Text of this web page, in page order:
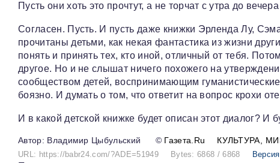
Пусть они хоть это прочтут, а не торчат с утра до
Согласен. Пусть. И пусть даже книжки Эрленда Лу,
прочитаны детьми, как некая фантастика из жизни
понять и принять тех, кто иной, отличный от тебя.
другое. Но и не слышат ничего похожего на
сообществом детей, воспринимающим
боязно. И думать о том, что ответит на вопрос крохи
И в какой детской книжке будет описан этот диалог? И
Владимир Цыбульский © Газета.Ru КУЛЬТУРА
URL: https://babr24.com/?ADE=51949 Bytes: 6868 / 6868